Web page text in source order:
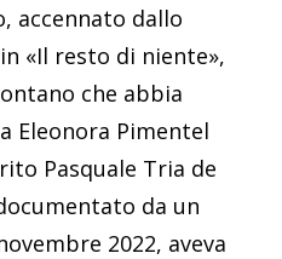
accennato dallo
«Il resto di niente»,
che abbia
Eleonora Pimentel
Pasquale Tria de
da un
2022, aveva